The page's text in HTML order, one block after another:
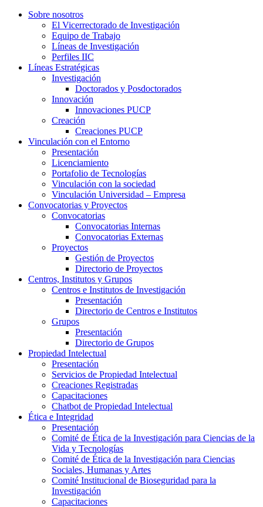
Sobre nosotros
El Vicerrectorado de Investigación
Equipo de Trabajo
Líneas de Investigación
Perfiles IIC
Líneas Estratégicas
Investigación
Doctorados y Posdoctorados
Innovación
Innovaciones PUCP
Creación
Creaciones PUCP
Vinculación con el Entorno
Presentación
Licenciamiento
Portafolio de Tecnologías
Vinculación con la sociedad
Vinculación Universidad – Empresa
Convocatorias y Proyectos
Convocatorias
Convocatorias Internas
Convocatorias Externas
Proyectos
Gestión de Proyectos
Directorio de Proyectos
Centros, Institutos y Grupos
Centros e Institutos de Investigación
Presentación
Directorio de Centros e Institutos
Grupos
Presentación
Directorio de Grupos
Propiedad Intelectual
Presentación
Servicios de Propiedad Intelectual
Creaciones Registradas
Capacitaciones
Chatbot de Propiedad Intelectual
Ética e Integridad
Presentación
Comité de Ética de la Investigación para Ciencias de la
Vida y Tecnologías
Comité de Ética de la Investigación para Ciencias
Sociales, Humanas y Artes
Comité Institucional de Bioseguridad para la
Investigación
Capacitaciones